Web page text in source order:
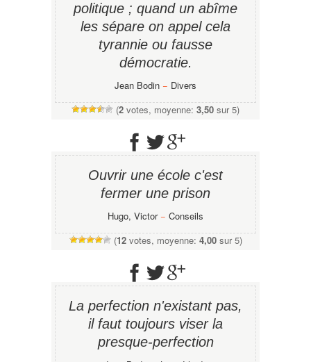
politique ; quand un abîme
les sépare on appel cela
tyrannie ou fausse
démocratie.
Jean Bodin − Divers
(2 votes, moyenne: 3,50 sur 5)
Ouvrir une école c'est
fermer une prison
Hugo, Victor− Conseils
(12votes, moyenne: 4,00sur 5)
La perfection n'existant pas,
il faut toujours viser la
presque-perfection